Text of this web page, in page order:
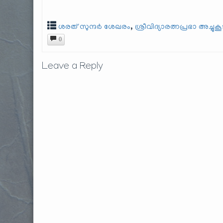
ശരത് സുന്ദർ ശേഖരം, ശ്രീവിദ്യാരത്നപ്രഭാ
0
Leave a Reply